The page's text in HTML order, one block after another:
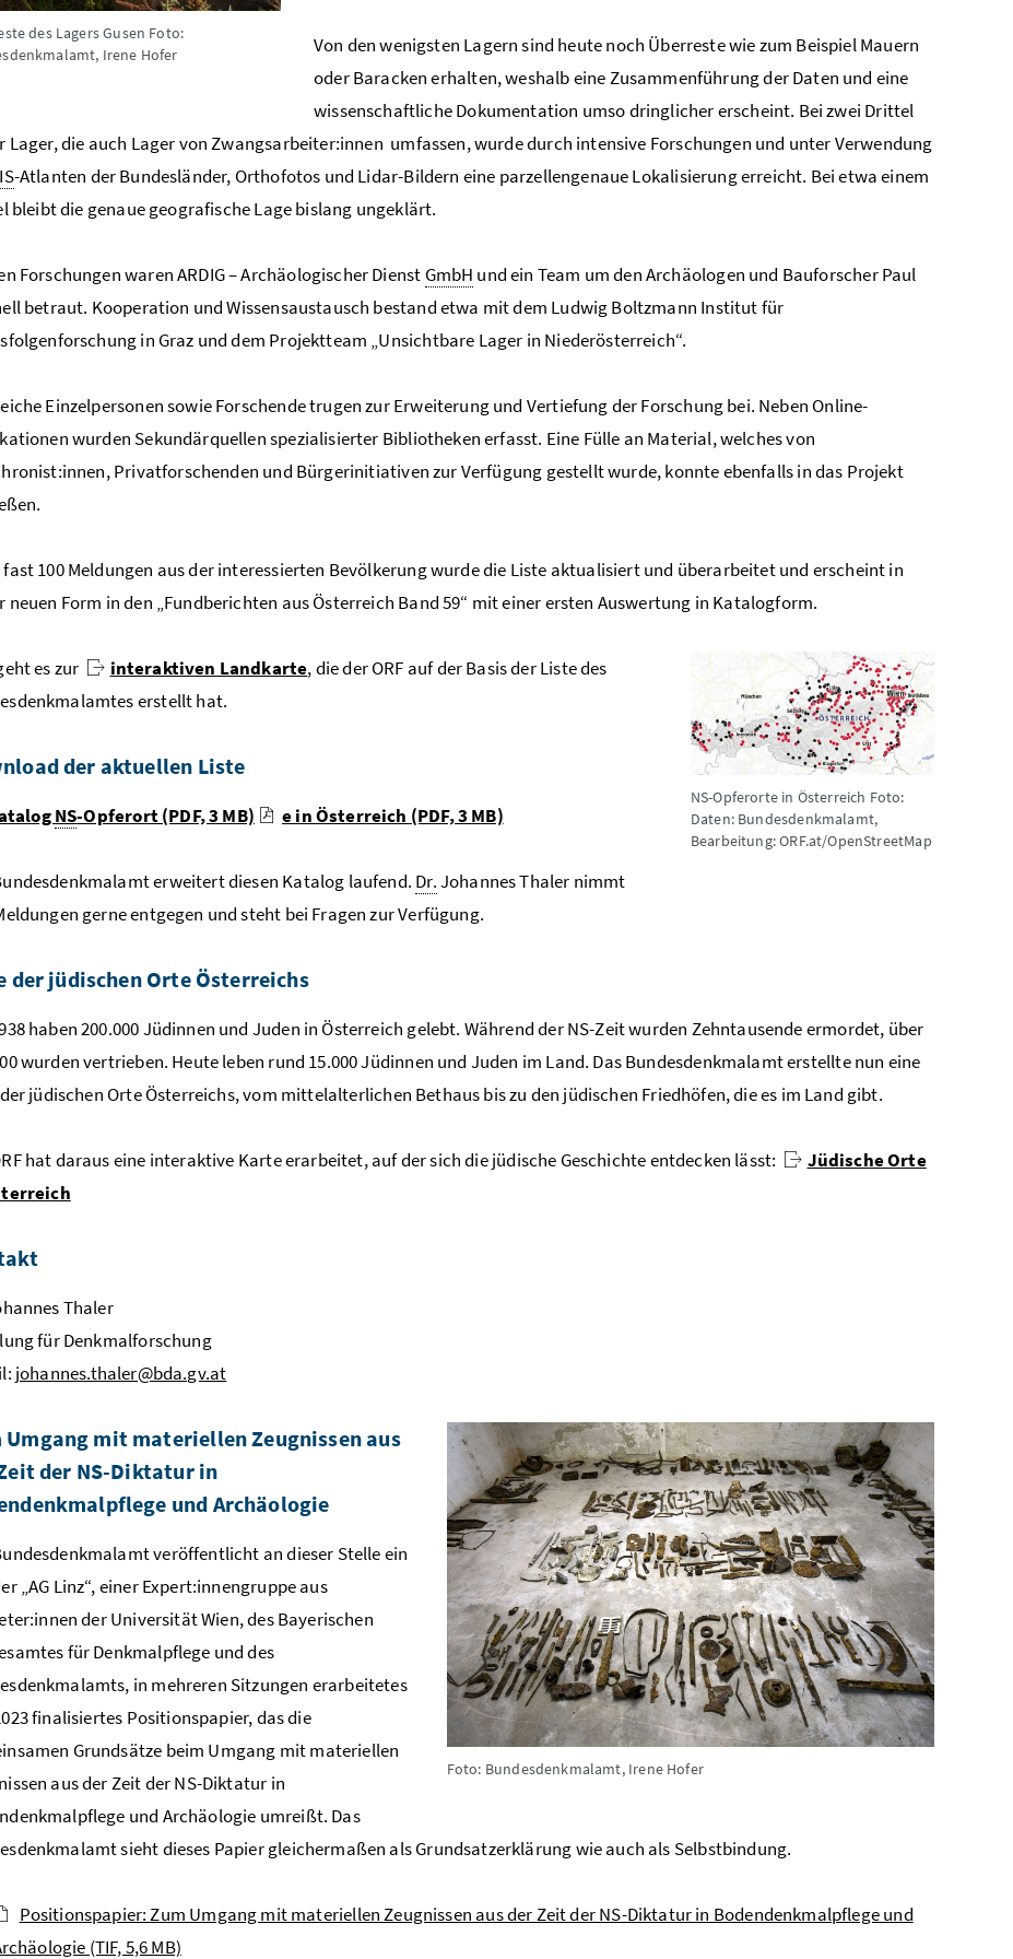
des Lagers Gusen Foto:
Irene Hofer
Von den wenigsten Lagern sind heute noch Überreste wie zum Beispiel Mauern
oder Baracken erhalten, weshalb eine Zusammenführung der Daten und eine
wissenschaftliche Dokumentation umso dringlicher erscheint. Bei zwei Drittel
Lager, die auch Lager von Zwangsarbeiter:innen umfassen, wurde durch intensive Forschungen und unter Verwendung
-Atlanten der Bundesländer, Orthofotos und Lidar-Bildern eine parzellengenaue Lokalisierung erreicht. Bei etwa einem
bleibt die genaue geografische Lage bislang ungeklärt.
Forschungen waren ARDIG – Archäologischer Dienst GmbH und ein Team um den Archäologen und Bauforscher Paul
betraut. Kooperation und Wissensaustausch bestand etwa mit dem Ludwig Boltzmann Institut für
in Graz und dem Projektteam „Unsichtbare Lager in Niederösterreich“.
Einzelpersonen sowie Forschende trugen zur Erweiterung und Vertiefung der Forschung bei. Neben Online-
wurden Sekundärquellen spezialisierter Bibliotheken erfasst. Eine Fülle an Material, welches von
Privatforschenden und Bürgerinitiativen zur Verfügung gestellt wurde, konnte ebenfalls in das Projekt
fast 100 Meldungen aus der interessierten Bevölkerung wurde die Liste aktualisiert und überarbeitet und erscheint in
neuen Form in den „Fundberichten aus Österreich Band 59“ mit einer ersten Auswertung in Katalogform.
NS-Opferorte in Österreich Foto:
Daten: Bundesdenkmalamt,
Bearbeitung: ORF.at/OpenStreetMap
es zur interaktiven Landkarte, die der ORF auf der Basis der Liste des
erstellt hat.
der aktuellen Liste
NS-Opferort(PDF, 3 MB) e in Österreich (PDF, 3 MB)
erweitert diesen Katalog laufend. Dr.Johannes Thaler nimmt
gerne entgegen und steht bei Fragen zur Verfügung.
der jüdischen Orte Österreichs
haben 200.000 Jüdinnen und Juden in Österreich gelebt. Während der NS-Zeit wurden Zehntausende ermordet, über
wurden vertrieben. Heute leben rund 15.000 Jüdinnen und Juden im Land. Das Bundesdenkmalamt erstellte nun eine
jüdischen Orte Österreichs, vom mittelalterlichen Bethaus bis zu den jüdischen Friedhöfen, die es im Land gibt.
hat daraus eine interaktive Karte erarbeitet, auf der sich die jüdische Geschichte entdecken lässt:
Jüdische Orte
Thaler
für Denkmalforschung
johannes.thaler@bda.gv.at
Foto: Bundesdenkmalamt, Irene Hofer
Umgang mit materiellen Zeugnissen aus
der NS-Diktatur in
und Archäologie
veröffentlicht an dieser Stelle ein
„AG Linz“, einer Expert:innengruppe aus
der Universität Wien, des Bayerischen
für Denkmalpflege und des
in mehreren Sitzungen erarbeitetes
finalisiertes Positionspapier, das die
Grundsätze beim Umgang mit materiellen
aus der Zeit der NS-Diktatur in
und Archäologie umreißt. Das
sieht dieses Papier gleichermaßen als Grundsatzerklärung wie auch als Selbstbindung.
Positionspapier: Zum Umgang mit materiellen Zeugnissen aus der Zeit der NS-Diktatur in Bodendenkmalpflege und
(TIF, 5,6 MB)